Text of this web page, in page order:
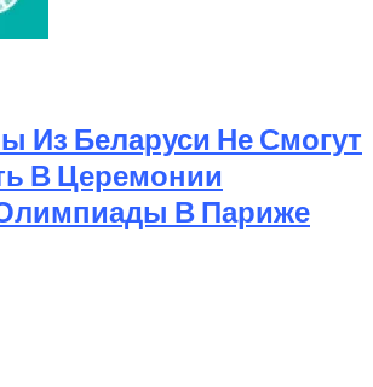
Из Беларуси Не Смогут
В Церемонии
В Париже